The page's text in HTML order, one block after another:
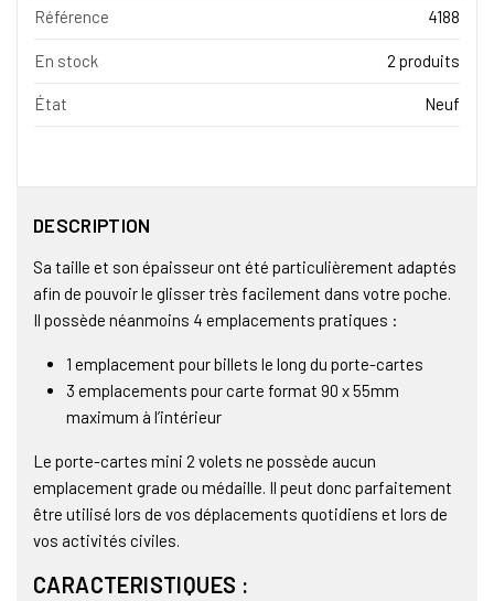
Référence 4188
En stock 2 produits
État Neuf
DESCRIPTION
Sa taille et son épaisseur ont été particulièrement adaptés
afin de pouvoir le glisser très facilement dans votre poche.
Il possède néanmoins 4 emplacements pratiques :
1 emplacement pour billets le long du porte-cartes
3 emplacements pour carte format 90 x 55mm
maximum à l’intérieur
Le porte-cartes mini 2 volets ne possède aucun
emplacement grade ou médaille. Il peut donc parfaitement
être utilisé lors de vos déplacements quotidiens et lors de
vos activités civiles.
CARACTERISTIQUES :